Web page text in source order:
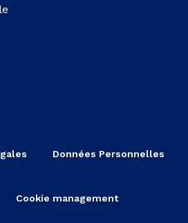
Données Personnelles
Cookie management